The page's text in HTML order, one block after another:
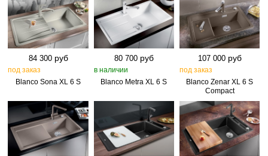
84 300 руб
под заказ
Blanco Sona XL 6 S
80 700 руб
в наличии
Blanco Metra XL 6 S
107 000 руб
под заказ
Blanco Zenar XL 6 S
Compact